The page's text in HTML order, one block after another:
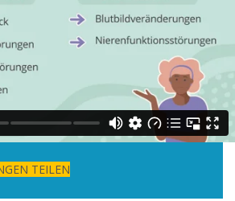
Sie Ihre Geschichte
Erfahrungen mit anderen
möchten, dann lassen Sie uns Ihre
da. Wir suchen aktuell vor allem
oder CLL und deren Angehörige.
bei Ihnen.
TEILEN